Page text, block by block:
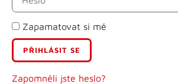
Zapamatovat si mě
Zapomněli jste heslo?
E-mail
Uživatelské jméno